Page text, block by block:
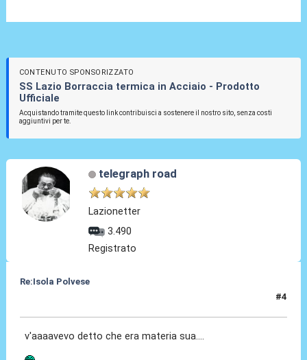
CONTENUTO SPONSORIZZATO
SS Lazio Borraccia termica in Acciaio - Prodotto
Ufficiale
Acquistando tramite questo link contribuisci a sostenere il nostro sito, senza costi
aggiuntivi per te.
telegraph road
Lazionetter
3.490
Registrato
Re:Isola Polvese
#4
v'aaaavevo detto che era materia sua....